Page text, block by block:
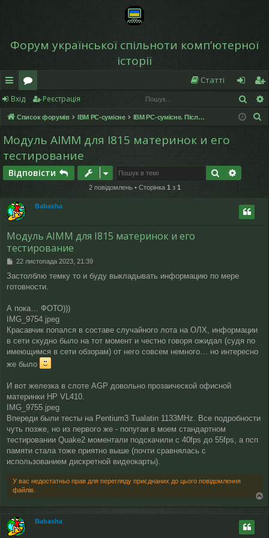
Форум української спільноти компʼютерної
історії
в
и
дк
и
й
ос
ту
п
о
ру
м
и
Статті
хі
д
еє
ст
Вхід Реєстрація
Список форумів IBM PC-сумісне IBM PC-сумісне. Після 2000 року
Модуль AIMM для I815 материнок и его
тестирование
Відповісти Пошук
2 повідомлень • Сторінка 1 з 1
Babasha
Модуль AIMM для I815 материнок и его
тестирование
П
в
і
о
м
л
е
н
н
22 листопада 2023, 21:39
Застолблю темку то и буду выкладывать информацию по мере
готовности.
А пока… ФОТО)))
IMG_9754.jpeg
Красавчик попался в составе случайного лота на ОЛХ, информации
в сети скудно было на тот момент и честно говоря ожидал (судя по
имеющимся в сети обзорам) от него совсем немного… но интересно
же было
И вот железка в слоте AGP довольно прозаической офисной
материнки HP VL410.
IMG_9755.jpeg
Впереди были тесты на Pentium3 Tualatin 1133MHz. Все подробности
чуть позже, но из первого же - попугаи в моем стандартном
тестировании Quake2 моментали подскачили с 40fps до 55fps, а псп
памяти стала тоже приятно выше (почти сравнялась с
использованием дискретной видеокарты).
У вас недостатньо прав для перегляду приєднаних до цього повідомлення
файлів.
о
Babasha